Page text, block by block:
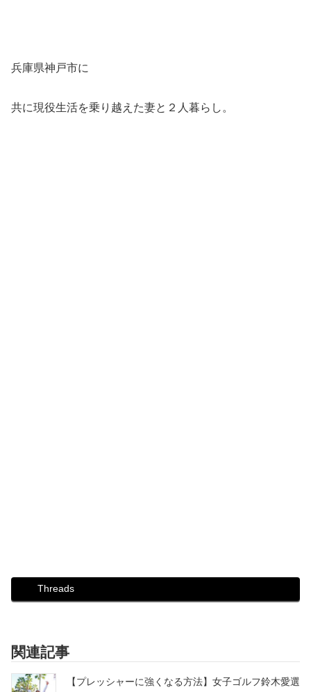
兵庫県神戸市に
共に現役生活を乗り越えた妻と２人暮らし。
Threads
関連記事
【プレッシャーに強くなる方法】女子ゴルフ鈴木愛選